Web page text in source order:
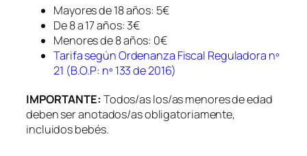
Mayores de 18 años: 5€
De 8 a 17 años: 3€
Menores de 8 años: 0€
Tarifa según Ordenanza Fiscal Reguladora nº
21 (B.O.P: nº 133 de 2016)
IMPORTANTE: Todos/as los/as menores de edad
deben ser anotados/as obligatoriamente,
incluidos bebés.